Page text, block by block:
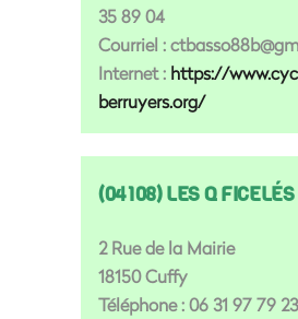
35 89 04
Courriel :
Internet : https://
berruyers.org/
(04108) LES Q FICELÉS
2 Rue de la Mairie
18150 Cuffy
Téléphone : 06 31 97 79 23